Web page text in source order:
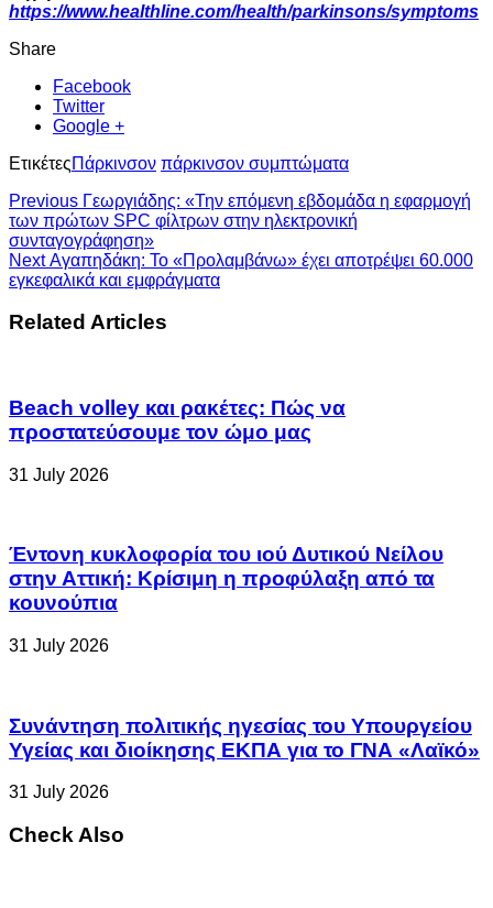
https://www.healthline.com/health/parkinsons/symptoms
Share
Facebook
Twitter
Google +
ΕτικέτεςΠάρκινσον πάρκινσον συμπτώματα
Previous Γεωργιάδης: «Την επόμενη εβδομάδα η εφαρμογή
των πρώτων SPC φίλτρων στην ηλεκτρονική
συνταγογράφηση»
NextΑγαπηδάκη: Το «Προλαμβάνω» έχει αποτρέψει 60.000
εγκεφαλικά και εμφράγματα
Related Articles
Beach volley και ρακέτες: Πώς να
προστατεύσουμε τον ώμο μας
31 July 2026
Έντονη κυκλοφορία του ιού Δυτικού Νείλου
στην Αττική: Κρίσιμη η προφύλαξη από τα
κουνούπια
31 July 2026
Συνάντηση πολιτικής ηγεσίας του Υπουργείου
Υγείας και διοίκησης ΕΚΠΑ για το ΓΝΑ «Λαϊκό»
31 July 2026
Check Also